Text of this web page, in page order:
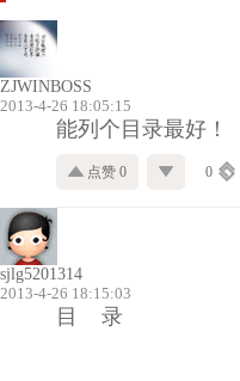
ZJWINBOSS
2013-4-26 18:05:15
能列个目录最好！
点赞 0 0
sjlg5201314
2013-4-26 18:15:03
目 录